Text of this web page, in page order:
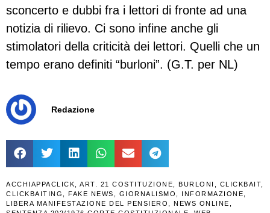
sconcerto e dubbi fra i lettori di fronte ad una
notizia di rilievo. Ci sono infine anche gli
stimolatori della criticità dei lettori. Quelli che un
tempo erano definiti “burloni”. (G.T. per NL)
Redazione
ACCHIAPPACLICK ART. 21 COSTITUZIONE BURLONI CLICKBAIT
CLICKBAITING
FAKE NEWS GIORNALISMO INFORMAZIONE
LIBERA MANIFESTAZIONE DEL PENSIERO
NEWS ONLINE